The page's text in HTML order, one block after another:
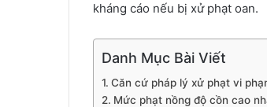
kháng cáo nếu bị xử phạt oan.
Danh Mục Bài Viết
Căn cứ pháp lý xử phạt vi
Mức phạt nồng độ cồn cao